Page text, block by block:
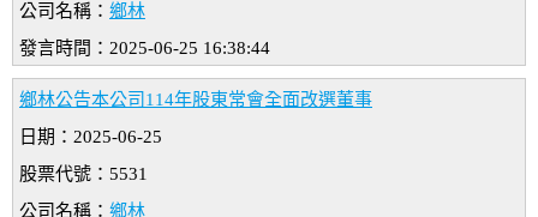
公司名稱： 鄉林
發言時間：2025-06-25 16:38:44
鄉林公告本公司114年股東常會全面改選董事
日期：2025-06-25
股票代號：5531
公司名稱： 鄉林